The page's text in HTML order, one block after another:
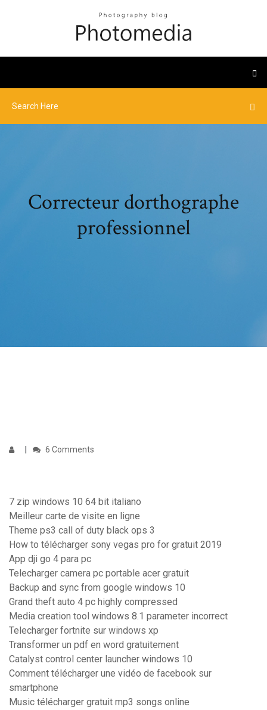
Correcteur dorthographe
professionnel
6 Comments
7 zip windows 10 64 bit italiano
Meilleur carte de visite en ligne
Theme ps3 call of duty black ops 3
How to télécharger sony vegas pro for gratuit 2019
App dji go 4 para pc
Telecharger camera pc portable acer gratuit
Backup and sync from google windows 10
Grand theft auto 4 pc highly compressed
Media creation tool windows 8.1 parameter incorrect
Telecharger fortnite sur windows xp
Transformer un pdf en word gratuitement
Catalyst control center launcher windows 10
Comment télécharger une vidéo de facebook sur
smartphone
Music télécharger gratuit mp3 songs online